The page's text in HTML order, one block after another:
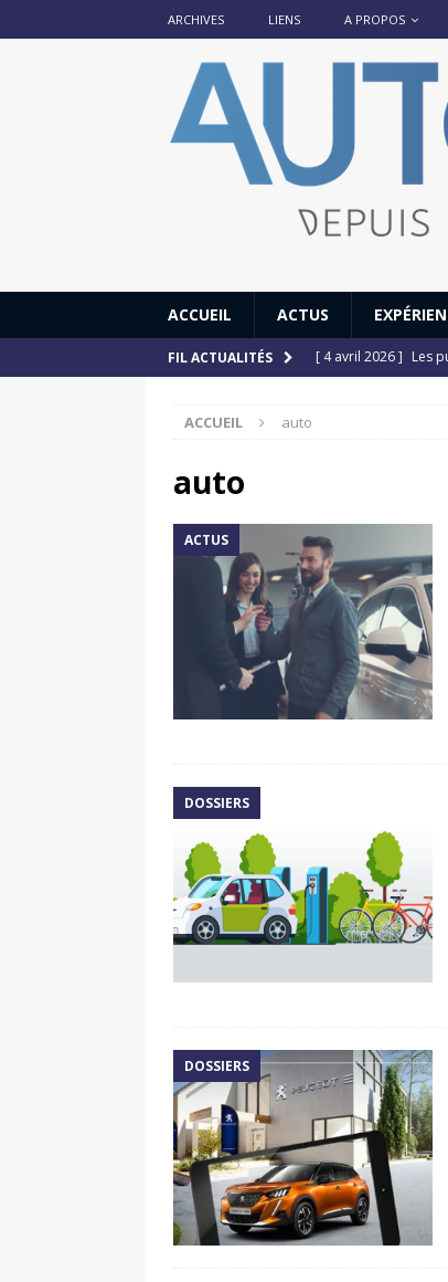
ARCHIVES LIENS A PROPOS
ACCUEIL ACTUS
FIL ACTUALITÉS [ 4 avril 2026 ] Les
[ 11 avril 2020 ]
ACCUEIL auto
auto
ACTUS
DOSSIERS
DOSSIERS